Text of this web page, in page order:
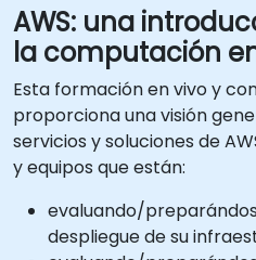
AWS: una
la computación
Esta formación en vivo y
proporciona una visión
servicios y soluciones de
y equipos que están:
evaluando/
despliegue de su